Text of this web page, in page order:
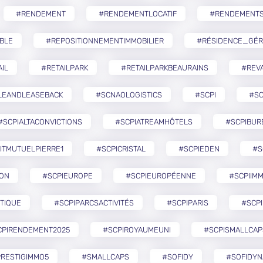
#RENDEMENT #RENDEMENTLOCATIF
#REPOSITIONNEMENTIMMOBILIER
#RETAILPARK #RETAILPARKBEAURAINS
#SCNAOLOGISTICS #SCPI
#SCPIATREAMHÔTELS
#SCPICRISTAL #SCPIEDEN
#SCPIEUROPE #SCPIEUROPÉENNE
#SCPIPARCSACTIVITÉS #SCPIPARIS
#SCPIROYAUMEUNI
#SMALLCAPS #SOFIDY